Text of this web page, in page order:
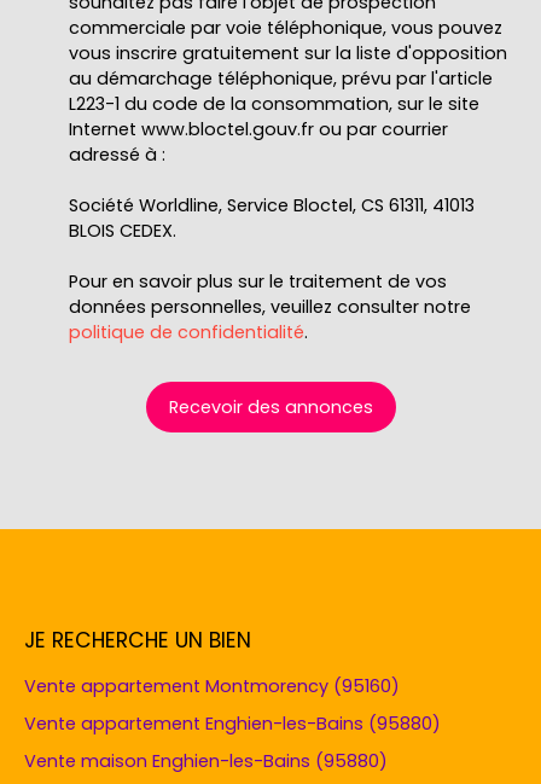
commerciale par voie téléphonique, vous pouvez
vous inscrire gratuitement sur la liste d'opposition
au démarchage téléphonique, prévu par l'article
L223-1 du code de la consommation, sur le site
Internet www.bloctel.gouv.fr ou par courrier
adressé à :
Société Worldline, Service Bloctel, CS 61311, 41013
BLOIS CEDEX.
Pour en savoir plus sur le traitement de vos
données personnelles, veuillez consulter notre
politique de confidentialité.
Recevoir des annonces
JE RECHERCHE UN BIEN
Vente appartement Montmorency (95160)
Vente appartement Enghien-les-Bains (95880)
Vente maison Enghien-les-Bains (95880)